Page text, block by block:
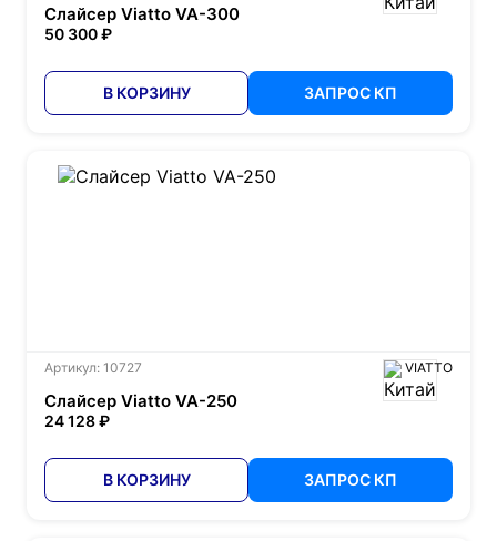
Слайсер Viatto VA-300
50 300 ₽
В КОРЗИНУ ЗАПРОС КП
Артикул: 10727 VIATTO
Слайсер Viatto VA-250
24 128 ₽
В КОРЗИНУ ЗАПРОС КП